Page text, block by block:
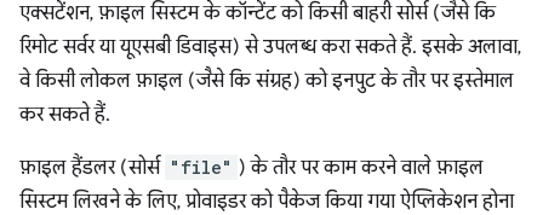
एक्सटेंशन, फ़ाइल सिस्टम के कॉन्टेंट को किसी बाहरी सोर्स (जैसे कि
रिमोट सर्वर या यूएसबी डिवाइस) से उपलब्ध करा सकते हैं. इसके अलावा,
वे किसी लोकल फ़ाइल (जैसे कि संग्रह) को इनपुट के तौर पर इस्तेमाल
कर सकते हैं.
फ़ाइल हैंडलर (सोर्स "file" ) के तौर पर काम करने वाले फ़ाइल
सिस्टम लिखने के लिए, प्रोवाइडर को पैकेज किया गया ऐप्लिकेशन होना